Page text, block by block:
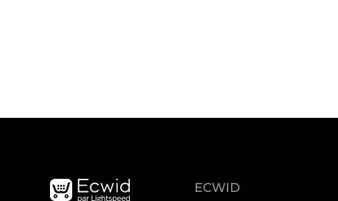
ECWID